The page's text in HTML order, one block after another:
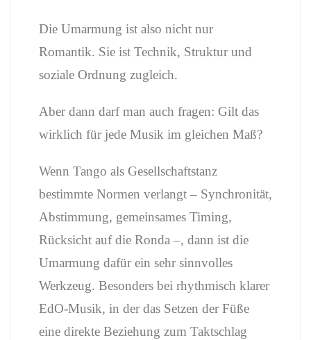
Die Umarmung ist also nicht nur
Romantik. Sie ist Technik, Struktur und
soziale Ordnung zugleich.
Aber dann darf man auch fragen: Gilt das
wirklich für jede Musik im gleichen Maß?
Wenn Tango als Gesellschaftstanz
bestimmte Normen verlangt – Synchronität,
Abstimmung, gemeinsames Timing,
Rücksicht auf die Ronda –, dann ist die
Umarmung dafür ein sehr sinnvolles
Werkzeug. Besonders bei rhythmisch klarer
EdO-Musik, in der das Setzen der Füße
eine direkte Beziehung zum Taktschlag